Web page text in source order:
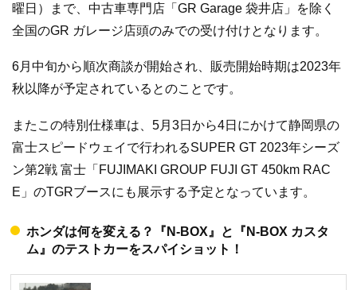
曜日）まで、中古車専門店「GR Garage 袋井店」を除く
全国のGR ガレージ店頭のみでの受け付けとなります。
6月中旬から順次商談が開始され、販売開始時期は2023年
秋以降が予定されているとのことです。
またこの特別仕様車は、5月3日から4日にかけて静岡県の
富士スピードウェイで行われるSUPER GT 2023年シーズ
ン第2戦 富士「FUJIMAKI GROUP FUJI GT 450km RAC
E」のTGRブースにも展示する予定となっています。
ホンダは何を変える？『N-BOX』と『N-BOX カスタ
ム』のテストカーをスパイショット！